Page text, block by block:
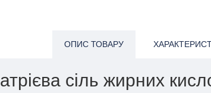
ОПИС ТОВАРУ
сіль жирних